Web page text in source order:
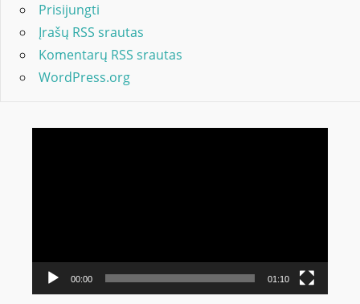
Prisijungti
Įrašų RSS srautas
Komentarų RSS srautas
WordPress.org
00:00 01:10